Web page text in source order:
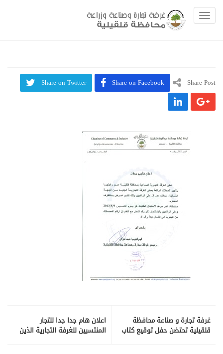
Toggle navigation
Share Post
Share on Facebook
Share on Twitter
اعلان هام جدا جدا للتجار
المنتسبين للغرفة التجارية الذين
غرفة تجارة و صناعة محافظة
قلقيلية تحتضن حفل توقيع كتاب